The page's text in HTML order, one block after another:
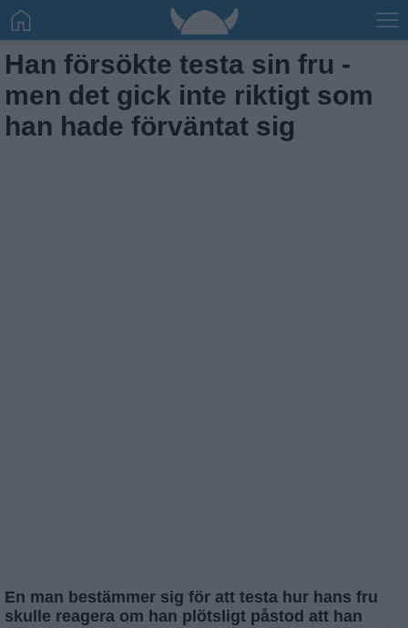
Han försökte testa sin fru -
men det gick inte riktigt som
han hade förväntat sig
En man bestämmer sig för att testa hur hans fru
skulle reagera om han plötsligt påstod att han